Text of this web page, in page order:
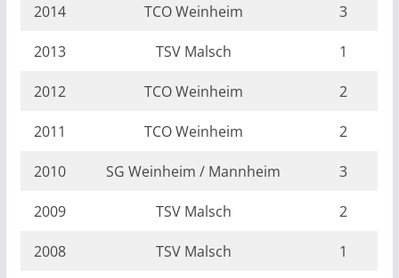
2014 TCO Weinheim 3
2013 TSV Malsch 1
2012 TCO Weinheim 2
2011 TCO Weinheim 2
2010 SG Weinheim / Mannheim 3
2009 TSV Malsch 2
2008 TSV Malsch 1